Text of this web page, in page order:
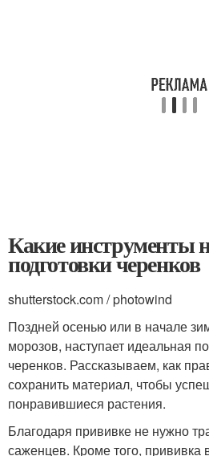
Какие инструменты
подготовки черенков
shutterstock.com / photowind
Поздней осенью или в начале
морозов, наступает идеальная
черенков. Рассказываем, как
сохранить материал, чтобы
понравившиеся растения.
Благодаря прививке не нужно
саженцев. Кроме того, прививка